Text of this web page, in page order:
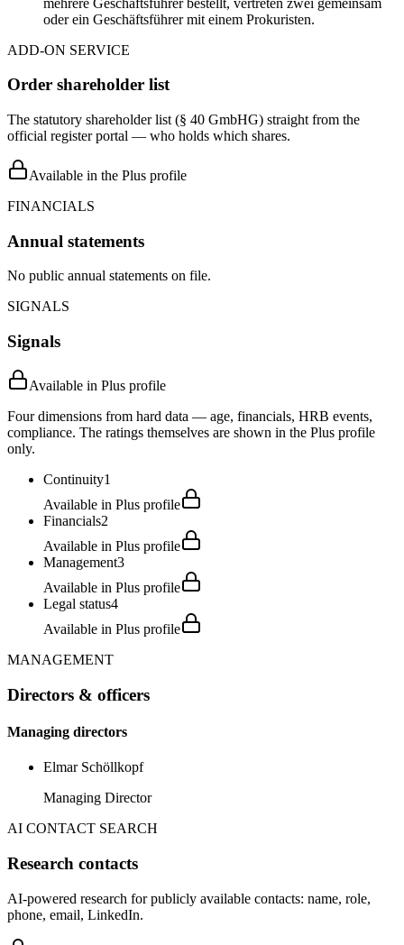
oder ein Geschäftsführer mit einem Prokuristen.
ADD-ON SERVICE
Order shareholder list
The statutory shareholder list (§ 40 GmbHG) straight from the
official register portal — who holds which shares.
Available in the Plus profile
FINANCIALS
Annual statements
No public annual statements on file.
SIGNALS
Signals
Available in Plus profile
Four dimensions from hard data — age, financials, HRB events,
compliance. The ratings themselves are shown in the Plus profile
only.
Continuity1
Available in Plus profile
Financials2
Available in Plus profile
Management3
Available in Plus profile
Legal status4
Available in Plus profile
MANAGEMENT
Directors & officers
Managing directors
Elmar Schöllkopf
Managing Director
AI CONTACT SEARCH
Research contacts
AI-powered research for publicly available contacts: name, role,
phone, email, LinkedIn.